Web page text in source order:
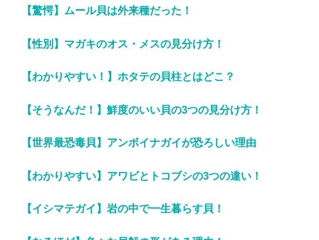
【驚愕】ムール貝は外来種だった！
【性別】マガキのオス・メスの見分け方！
【わかりやすい！】ホタテの貝柱とはどこ？
【そうなんだ！】鮮度のいい貝の3つの見分け方！
【世界最恐毒貝】アンボイナガイが恐ろしい理由
【わかりやすい】アワビとトコブシの3つの違い！
【イシマテガイ】岩の中で一生暮らす貝！